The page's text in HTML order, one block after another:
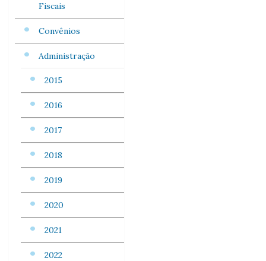
Fiscais
Convênios
Administração
2015
2016
2017
2018
2019
2020
2021
2022